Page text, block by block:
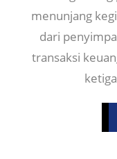
menunjang
dari
transaksi